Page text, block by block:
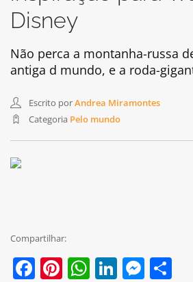
Disney
Não perca a montanha-russa
antiga d mundo, e a roda-
Escrito porAndrea Miramontes
Categoria Pelo mundo
Compartilhar:
Facebook
Pinterest
WhatsApp
LinkedIn